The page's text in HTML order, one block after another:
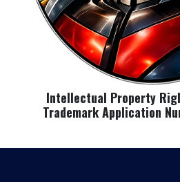
Intellectual Property
Trademark Application